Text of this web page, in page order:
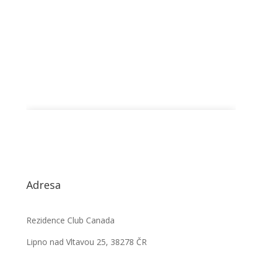
Adresa
Rezidence Club Canada
Lipno nad Vltavou 25, 38278 ČR